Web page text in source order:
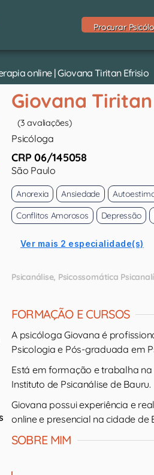
Procurar
online | Giovana Tiritan Efrisio
Giovana
(3 avaliações)
Psicóloga
CRP 06/145058
São Paulo
Anorexia Ansiedade
Conflitos Amorosos
Depressão
Ver mais 2 especialidade(s)
Psicanálise Psicossomática
FORMAÇÃO E CURSOS
A psicóloga Giovana é
Psicologia e Pós-graduada em
Está em formação e trabalha
Instituto de Psicanálise de Bauru.
Giovana possui experiência e
online e presencial na cidade de
SOBRE MIM